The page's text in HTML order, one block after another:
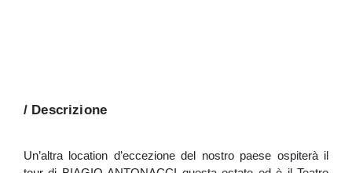
/ Descrizione
Un’altra location d’eccezione del nostro paese ospiterà il